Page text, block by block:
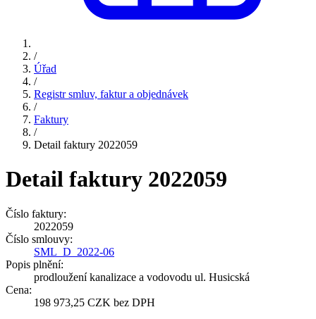
/
Úřad
/
Registr smluv, faktur a objednávek
/
Faktury
/
Detail faktury 2022059
Detail faktury 2022059
Číslo faktury:
2022059
Číslo smlouvy:
SML_D_2022-06
Popis plnění:
prodloužení kanalizace a vodovodu ul. Husicská
Cena:
198 973,25 CZK bez DPH